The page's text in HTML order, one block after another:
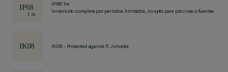
IP68 1m
Inmersión completa por períodos limitados, no apto para piscinas o fuentes.
IK08 - Protected against 5 J shocks